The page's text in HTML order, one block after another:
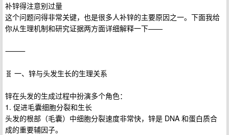
补锌得注意别过量
这个问题问得非常关键，也是很多人补锌的主要原因之一。下面我给
你从生理机制和研究证据两方面详细解释一下——
⸻
🧬 一、锌与头发生长的生理关系
锌在头发的生成过程中扮演多个角色：
1. 促进毛囊细胞分裂和生长
头发的根部（毛囊）中细胞分裂速度非常快，锌是 DNA 和蛋白质合
成的重要辅因子。